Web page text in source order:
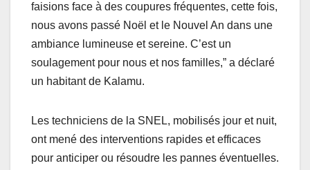
faisions face à des coupures fréquentes, cette fois,
nous avons passé Noël et le Nouvel An dans une
ambiance lumineuse et sereine. C’est un
soulagement pour nous et nos familles,” a déclaré
un habitant de Kalamu.
Les techniciens de la SNEL, mobilisés jour et nuit,
ont mené des interventions rapides et efficaces
pour anticiper ou résoudre les pannes éventuelles.